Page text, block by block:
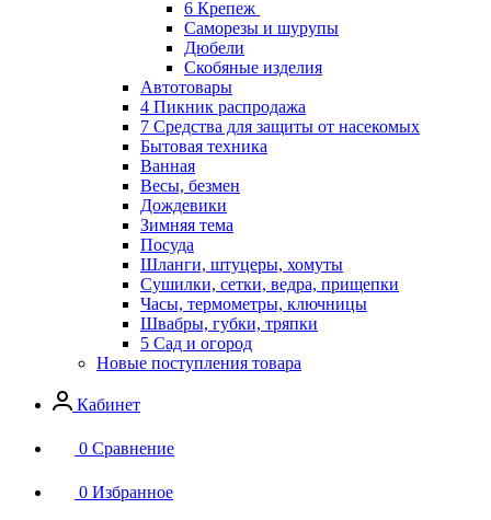
6 Крепеж
Саморезы и шурупы
Дюбели
Скобяные изделия
Автотовары
4 Пикник распродажа
7 Средства для защиты от насекомых
Бытовая техника
Ванная
Весы, безмен
Дождевики
Зимняя тема
Посуда
Шланги, штуцеры, хомуты
Сушилки, сетки, ведра, прищепки
Часы, термометры, ключницы
Швабры, губки, тряпки
5 Сад и огород
Новые поступления товара
Кабинет
0 Сравнение
0 Избранное